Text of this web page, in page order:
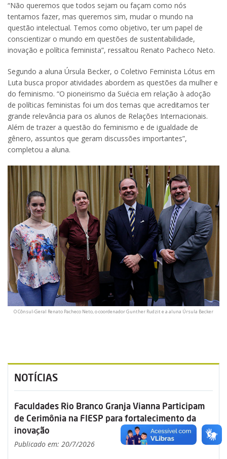
“Não queremos que todos sejam ou façam como nós
tentamos fazer, mas queremos sim, mudar o mundo na
questão intelectual. Temos como objetivo, ter um papel de
conscientizar o mundo em questões de sustentabilidade,
inovação e política feminista”, ressaltou Renato Pacheco Neto.
Segundo a aluna Úrsula Becker, o Coletivo Feminista Lótus em
Luta busca propor atividades abordem as questões da mulher e
do feminismo. “O pioneirismo da Suécia em relação à adoção
de políticas feministas foi um dos temas que acreditamos ter
grande relevância para os alunos de Relações Internacionais.
Além de trazer a questão do feminismo e de igualdade de
gênero, assuntos que geram discussões importantes”,
completou a aluna.
O Cônsul-Geral Renato Pacheco Neto, o coordenador Gunther Rudzit e a aluna Úrsula Becker
NOTÍCIAS
Faculdades Rio Branco Granja Vianna Participam
de Cerimônia na FIESP para fortalecimento da
inovação
Publicado em: 20/7/2026